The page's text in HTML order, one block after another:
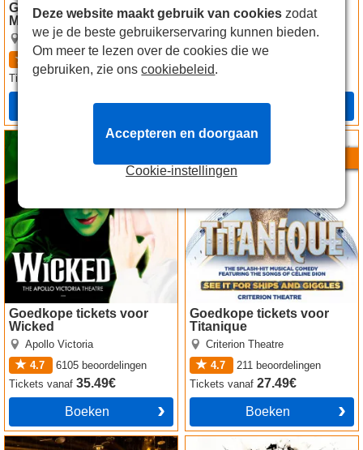
Goedkope tickets voor
Moulin Rouge! The
MusicalPiccadilly Theatre
Tickets
34.49€
Boeken
Goedkope tickets voor
Now You See Me
London Coliseum
Tickets
Boeken
Goedkope tickets voor
Wicked
Apollo Victoria
4.7
6105 beoordelingen
Tickets vanaf 35.49€
Boeken
Goedkope tickets voor
Titanique
Criterion Theatre
4.7
211 beoordelingen
Ticketsvanaf27.49€
Boeken
Titanique tickets
ABBA Voyage tickets
Deze website maakt gebruik van cookies zodat
we je de beste gebruikerservaring kunnen bieden.
Om meer te lezen over de cookies die we
gebruiken, zie onscookiebeleid.
Cookie-instellingen
Accepteren en doorgaan